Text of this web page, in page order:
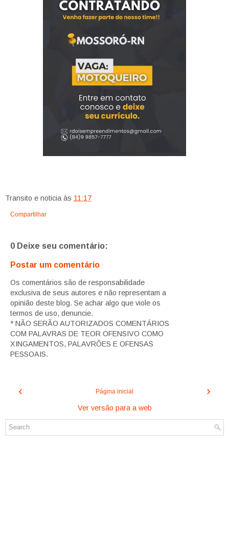
Transito e noticia às 11:17
Compartilhar
0 Deixe seu comentário:
Postar um comentário
Os comentários são de responsabilidade
exclusiva de seus autores e não representam a
opinião deste blog. Se achar algo que viole os
termos de uso, denuncie.
* NÃO SERÃO AUTORIZADOS COMENTÁRIOS
COM PALAVRAS DE TEOR OFENSIVO COMO
XINGAMENTOS, PALAVRÕES E OFENSAS
PESSOAIS.
‹ ›
Página inicial
Ver versão para a web